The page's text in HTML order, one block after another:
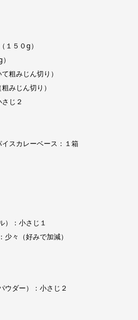
１５０g）
粗みじん切り）
みじん切り）
じ２
イスカレーベース：１箱
）：小さじ１
少々（好みで加減）
ウダー）：小さじ２